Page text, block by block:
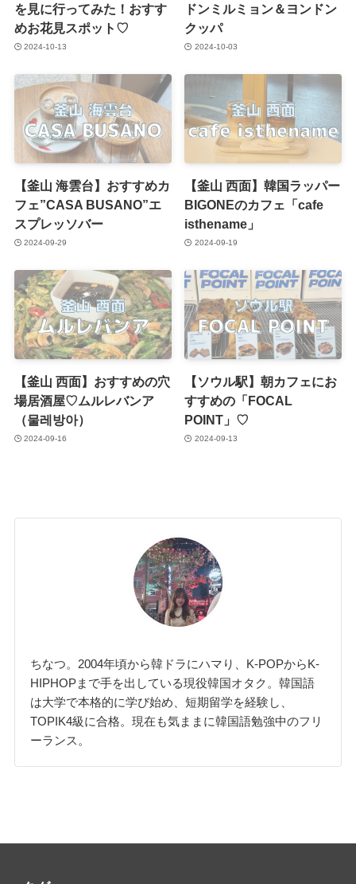
を見に行ってみた！おすす
めお花見スポット♡
2024-10-13
ドンミルミョン＆ヨンドン
クッパ
2024-10-03
【釜山 海雲台】おすすめカ
フェ”CASA BUSANO”エ
スプレッソバー
2024-09-29
【釜山 西面】韓国ラッパー
BIGONEのカフェ「cafe
isthename」
2024-09-19
【釜山 西面】おすすめの穴
場居酒屋♡ムルレバンア
（물레방아）
2024-09-16
【ソウル駅】朝カフェにお
すすめの「FOCAL
POINT」♡
2024-09-13
ちなつ。2004年頃から韓ドラにハマり、K-POPからK-
HIPHOPまで手を出している現役韓国オタク。韓国語
は大学で本格的に学び始め、短期留学を経験し、
TOPIK4級に合格。現在も気ままに韓国語勉強中のフリ
ーランス。